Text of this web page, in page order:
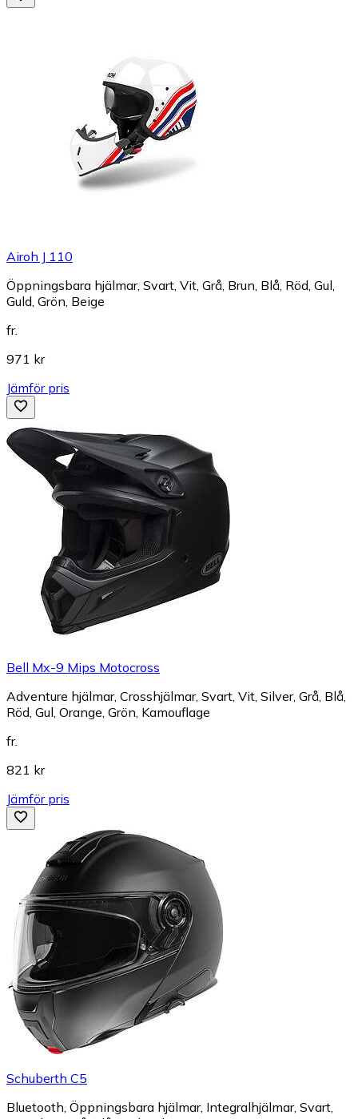
Airoh J 110
Öppningsbara hjälmar, Svart, Vit, Grå, Brun, Blå, Röd, Gul,
Guld, Grön, Beige
fr.
971 kr
Jämför pris
Bell Mx-9 Mips Motocross
Adventure hjälmar, Crosshjälmar, Svart, Vit, Silver, Grå, Blå,
Röd, Gul, Orange, Grön, Kamouflage
fr.
821 kr
Jämför pris
Schuberth C5
Bluetooth, Öppningsbara hjälmar, Integralhjälmar, Svart,